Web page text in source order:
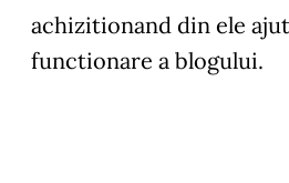
achizitionand din ele
functionare a blogului.